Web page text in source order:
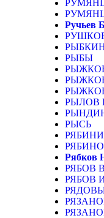
Ручьев
РУШКОВ
РЫБКИН
РЫБЫ
РЫЖКОВ
РЫЖКОВ
РЫЖКОВ
РЫЛОВ
РЫНДИН
РЫСЬ
Рябков
РЯБОВ
РЯБОВ